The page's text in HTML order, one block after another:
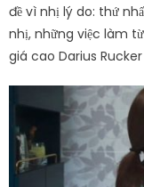
đề vì nhị lý do: thứ
nhị, những việc làm
giá cao Darius